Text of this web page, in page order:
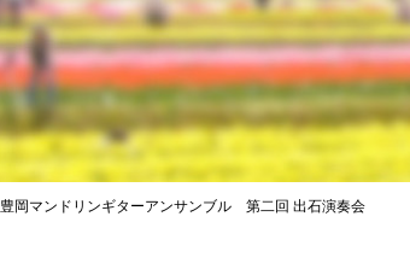
豊岡マンドリンギターアンサンブル 第二回 出石演奏会